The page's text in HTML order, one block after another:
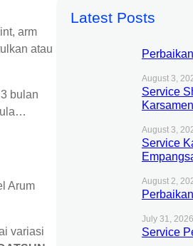
arm
atau
bulan
Arum
variasi
Latest Posts
August 3,
Service
August 3,
Service
August 2,
July 31, 2026
Service